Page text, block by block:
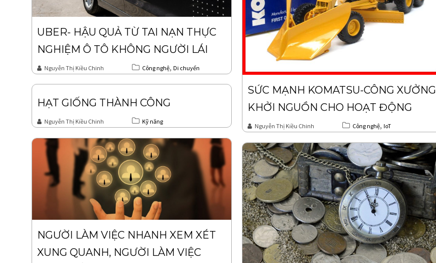
UBER- HẬU QUẢ TỪ TAI NẠN THỰC
NGHIỆM Ô TÔ KHÔNG NGƯỜI LÁI
Nguyễn Thị Kiều Chinh Công nghệ, Di chuyển
SỨC MẠNH KOMATSU-CÔNG XƯỞNG
KHỞI NGUỒN CHO HOẠT ĐỘNG
Nguyễn Thị Kiều Chinh Công nghệ, IoT
HẠT GIỐNG THÀNH CÔNG
Nguyễn Thị Kiều Chinh Kỹ năng
NGƯỜI LÀM VIỆC NHANH XEM XÉT
XUNG QUANH, NGƯỜI LÀM VIỆC